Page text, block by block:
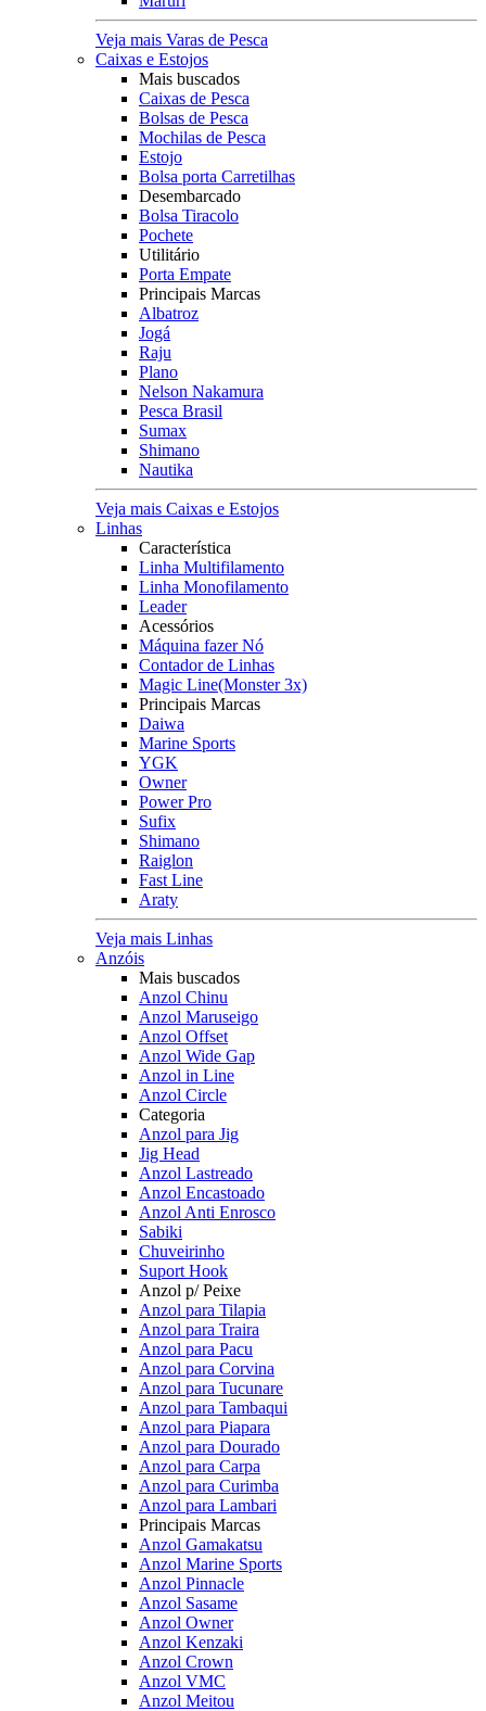
Veja mais Varas de Pesca
Caixas e Estojos
Mais buscados
Caixas de Pesca
Bolsas de Pesca
Mochilas de Pesca
Estojo
Bolsa porta Carretilhas
Desembarcado
Bolsa Tiracolo
Pochete
Utilitário
Porta Empate
Principais Marcas
Albatroz
Jogá
Raju
Plano
Nelson Nakamura
Pesca Brasil
Sumax
Shimano
Nautika
Veja mais Caixas e Estojos
Linhas
Característica
Linha Multifilamento
Linha Monofilamento
Leader
Acessórios
Máquina fazer Nó
Contador de Linhas
Magic Line(Monster 3x)
Principais Marcas
Daiwa
Marine Sports
YGK
Owner
Power Pro
Sufix
Shimano
Raiglon
Fast Line
Araty
Veja mais Linhas
Anzóis
Mais buscados
Anzol Chinu
Anzol Maruseigo
Anzol Offset
Anzol Wide Gap
Anzol in Line
Anzol Circle
Categoria
Anzol para Jig
Jig Head
Anzol Lastreado
Anzol Encastoado
Anzol Anti Enrosco
Sabiki
Chuveirinho
Suport Hook
Anzol p/ Peixe
Anzol para Tilapia
Anzol para Traira
Anzol para Pacu
Anzol para Corvina
Anzol para Tucunare
Anzol para Tambaqui
Anzol para Piapara
Anzol para Dourado
Anzol para Carpa
Anzol para Curimba
Anzol para Lambari
Principais Marcas
Anzol Gamakatsu
Anzol Marine Sports
Anzol Pinnacle
Anzol Sasame
Anzol Owner
Anzol Kenzaki
Anzol Crown
Anzol VMC
Anzol Meitou